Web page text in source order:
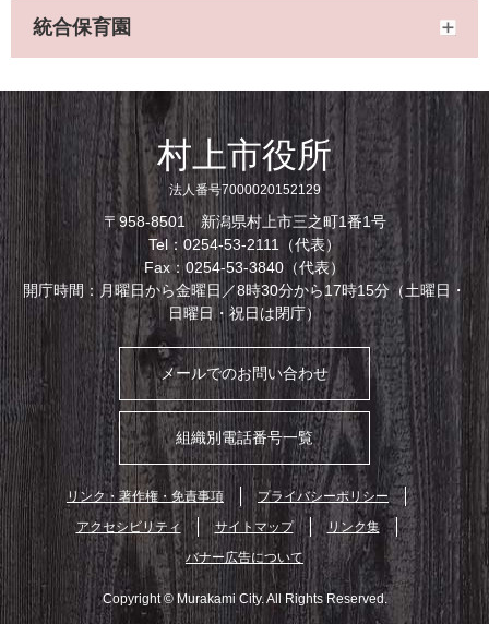
統合保育園
村上市役所
法人番号7000020152129
〒958-8501 新潟県村上市三之町1番1号
Tel：0254-53-2111（代表）
Fax：0254-53-3840（代表）
開庁時間：月曜日から金曜日／8時30分から17時15分（土曜日・
日曜日・祝日は閉庁）
メールでのお問い合わせ
組織別電話番号一覧
リンク・著作権・免責事項
プライバシーポリシー
アクセシビリティ
サイトマップ
リンク集
バナー広告について
Copyright © Murakami City. All Rights Reserved.